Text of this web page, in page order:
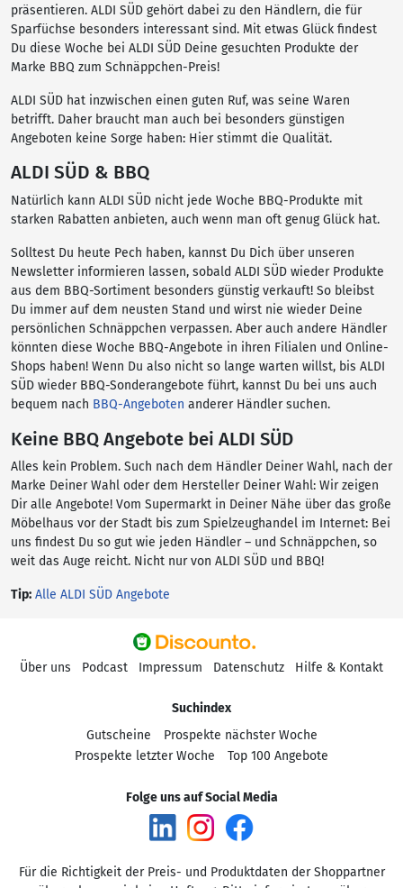
präsentieren. ALDI SÜD gehört dabei zu den Händlern, die für
Sparfüchse besonders interessant sind. Mit etwas Glück findest
Du diese Woche bei ALDI SÜD Deine gesuchten Produkte der
Marke BBQ zum Schnäppchen-Preis!
ALDI SÜD hat inzwischen einen guten Ruf, was seine Waren
betrifft. Daher braucht man auch bei besonders günstigen
Angeboten keine Sorge haben: Hier stimmt die Qualität.
ALDI SÜD & BBQ
Natürlich kann ALDI SÜD nicht jede Woche BBQ-Produkte mit
starken Rabatten anbieten, auch wenn man oft genug Glück hat.
Solltest Du heute Pech haben, kannst Du Dich über unseren
Newsletter informieren lassen, sobald ALDI SÜD wieder Produkte
aus dem BBQ-Sortiment besonders günstig verkauft! So bleibst
Du immer auf dem neusten Stand und wirst nie wieder Deine
persönlichen Schnäppchen verpassen. Aber auch andere Händler
könnten diese Woche BBQ-Angebote in ihren Filialen und Online-
Shops haben! Wenn Du also nicht so lange warten willst, bis ALDI
SÜD wieder BBQ-Sonderangebote führt, kannst Du bei uns auch
bequem nach BBQ-Angeboten anderer Händler suchen.
Keine BBQ Angebote bei ALDI SÜD
Alles kein Problem. Such nach dem Händler Deiner Wahl, nach der
Marke Deiner Wahl oder dem Hersteller Deiner Wahl: Wir zeigen
Dir alle Angebote! Vom Supermarkt in Deiner Nähe über das große
Möbelhaus vor der Stadt bis zum Spielzeughandel im Internet: Bei
uns findest Du so gut wie jeden Händler – und Schnäppchen, so
weit das Auge reicht. Nicht nur von ALDI SÜD und BBQ!
Tip: Alle ALDI SÜD Angebote
Über uns Podcast Impressum Datenschutz Hilfe & Kontakt
Suchindex
Gutscheine
Prospekte nächster Woche
Prospekte letzter Woche
Top 100 Angebote
Folge uns auf Social Media
Für die Richtigkeit der Preis- und Produktdaten der Shoppartner